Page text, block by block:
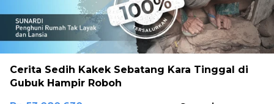
Cerita Sedih Kakek Sebatang Kara Tinggal di
Gubuk Hampir Roboh